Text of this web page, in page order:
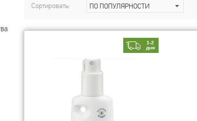
Сортировать: ПО ПОПУЛЯРНОСТИ
1-2
дня